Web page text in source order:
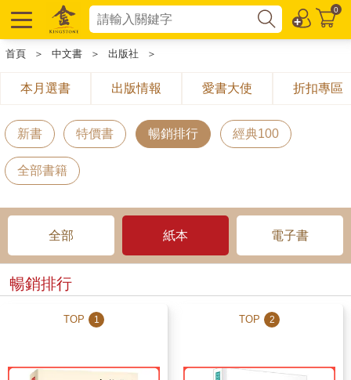
0
首頁 ＞ 中文書 ＞ 出版社 ＞
本月選書 出版情報 愛書大使 折扣專區
新書 特價書 暢銷排行 經典100
全部書籍
全部 紙本 電子書
暢銷排行
TOP 1 TOP 2